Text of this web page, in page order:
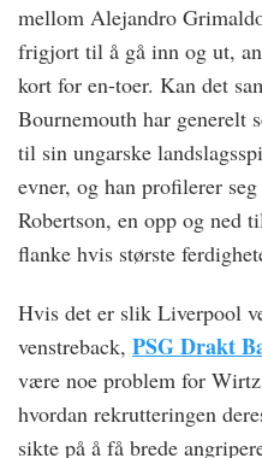
mellom Alejandro
frigjort til å gå inn og ut,
kort for en-toer. Kan det
Bournemouth har generelt
til sin ungarske
evner, og han profilerer
Robertson, en opp og ned
flanke hvis største
Hvis det er slik Liverpool
venstreback, PSG Drakt
være noe problem for
hvordan rekrutteringen
sikte på å få brede